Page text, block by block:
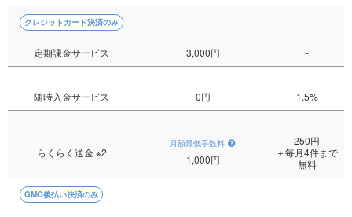
クレジットカード決済のみ
定期課金サービス 3,000円 -
随時入金サービス 0円 1.5%
らくらく送金※2
月額最低手数料
1,000円
250円
＋毎月4件まで
無料
GMO後払い決済のみ